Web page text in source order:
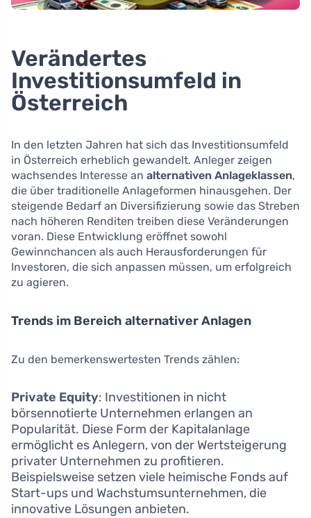
Verändertes
Investitionsumfeld in
Österreich
In den letzten Jahren hat sich das Investitionsumfeld
in Österreich erheblich gewandelt. Anleger zeigen
wachsendes Interesse an alternativen Anlageklassen,
die über traditionelle Anlageformen hinausgehen. Der
steigende Bedarf an Diversifizierung sowie das Streben
nach höheren Renditen treiben diese Veränderungen
voran. Diese Entwicklung eröffnet sowohl
Gewinnchancen als auch Herausforderungen für
Investoren, die sich anpassen müssen, um erfolgreich
zu agieren.
Trends im Bereich alternativer Anlagen
Zu den bemerkenswertesten Trends zählen:
Private Equity: Investitionen in nicht
börsennotierte Unternehmen erlangen an
Popularität. Diese Form der Kapitalanlage
ermöglicht es Anlegern, von der Wertsteigerung
privater Unternehmen zu profitieren.
Beispielsweise setzen viele heimische Fonds auf
Start-ups und Wachstumsunternehmen, die
innovative Lösungen anbieten.